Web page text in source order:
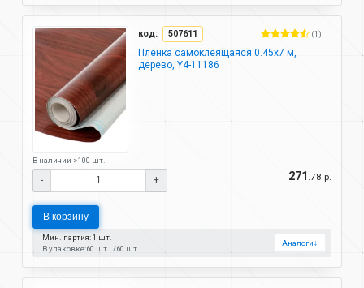
код: 507611 (1)
Пленка самоклеящаяся 0.45х7 м,
дерево, Y4-11186
В наличии >100 шт.
- + 271 .78 р.
В корзину
Мин. партия: 1 шт.
В упаковке:60 шт. 60 шт.
Аналоги↓